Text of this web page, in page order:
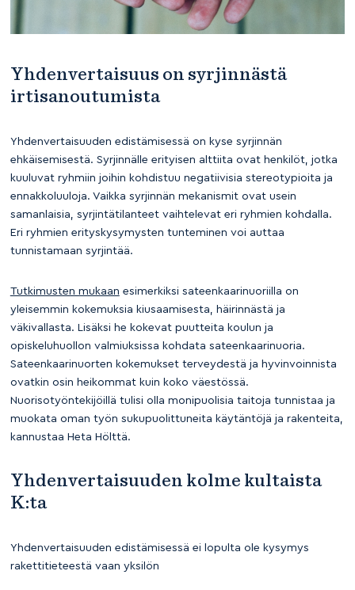
Yhdenvertaisuus on syrjinnästä
irtisanoutumista
Yhdenvertaisuuden edistämisessä on kyse syrjinnän
ehkäisemisestä. Syrjinnälle erityisen alttiita ovat henkilöt, jotka
kuuluvat ryhmiin joihin kohdistuu negatiivisia stereotypioita ja
ennakkoluuloja. Vaikka syrjinnän mekanismit ovat usein
samanlaisia, syrjintätilanteet vaihtelevat eri ryhmien kohdalla.
Eri ryhmien erityskysymysten tunteminen voi auttaa
tunnistamaan syrjintää.
Tutkimusten mukaan esimerkiksi sateenkaarinuoriilla on
yleisemmin kokemuksia kiusaamisesta, häirinnästä ja
väkivallasta. Lisäksi he kokevat puutteita koulun ja
opiskeluhuollon valmiuksissa kohdata sateenkaarinuoria.
Sateenkaarinuorten kokemukset terveydestä ja hyvinvoinnista
ovatkin osin heikommat kuin koko väestössä.
Nuorisotyöntekijöillä tulisi olla monipuolisia taitoja tunnistaa ja
muokata oman työn sukupuolittuneita käytäntöjä ja rakenteita,
kannustaa Heta Hölttä.
Yhdenvertaisuuden kolme kultaista
K:ta
Yhdenvertaisuuden edistämisessä ei lopulta ole kysymys
rakettitieteestä vaan yksilön